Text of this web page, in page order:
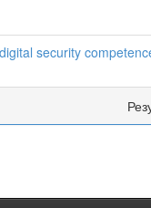
security